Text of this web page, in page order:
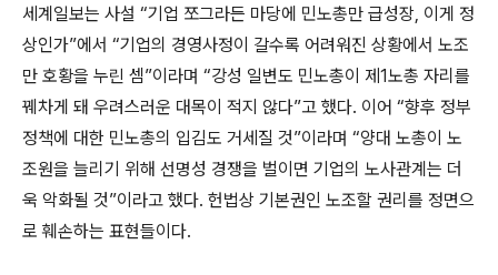
세계일보는 사설 “기업 쪼그라든 마당에 민노총만 급성장, 이게 정
상인가”에서 “기업의 경영사정이 갈수록 어려워진 상황에서 노조
만 호황을 누린 셈”이라며 “강성 일변도 민노총이 제1노총 자리를
꿰차게 돼 우려스러운 대목이 적지 않다”고 했다. 이어 “향후 정부
정책에 대한 민노총의 입김도 거세질 것”이라며 “양대 노총이 노
조원을 늘리기 위해 선명성 경쟁을 벌이면 기업의 노사관계는 더
욱 악화될 것”이라고 했다. 헌법상 기본권인 노조할 권리를 정면으
로 훼손하는 표현들이다.